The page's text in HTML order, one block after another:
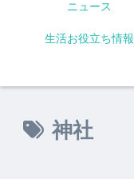
ニュース
生活お役立ち情報
神社